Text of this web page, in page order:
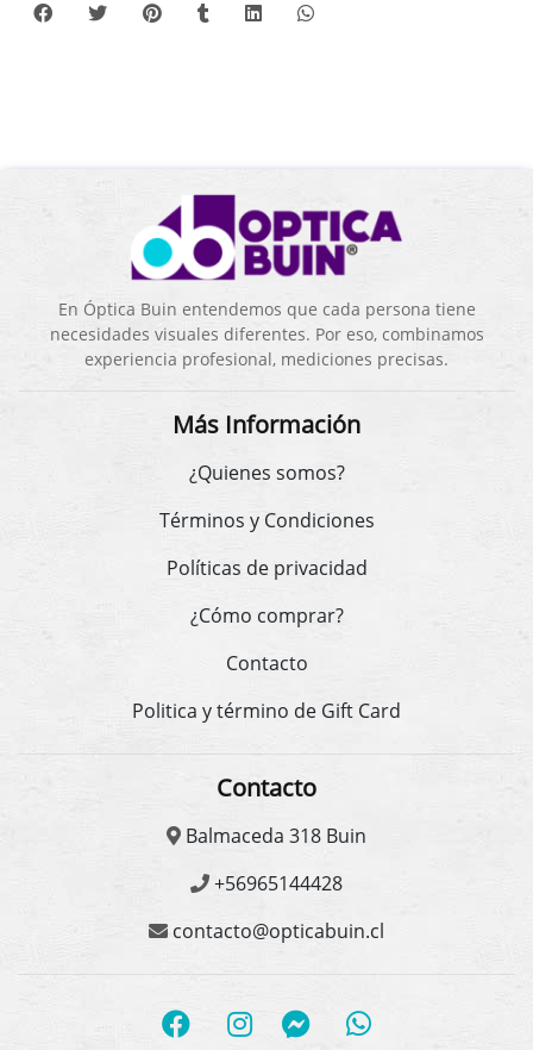
En Óptica Buin entendemos que cada persona tiene
necesidades visuales diferentes. Por eso, combinamos
experiencia profesional, mediciones precisas.
Más Información
¿Quienes somos?
Términos y Condiciones
Políticas de privacidad
¿Cómo comprar?
Contacto
Politica y término de Gift Card
Contacto
Balmaceda 318 Buin
+56965144428
contacto@opticabuin.cl